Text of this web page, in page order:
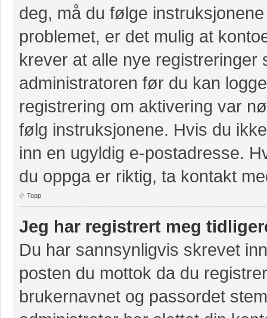
deg, må du følge
problemet, er det mulig at
krever at alle nye
administratoren før du kan
registrering om aktivering var
følg instruksjonene. Hvis du
inn en ugyldig e-postadresse.
du oppga er riktig, ta kontakt
Topp
Jeg har registrert meg
Du har sannsynligvis skrevet
posten du mottok da du
brukernavnet og passordet